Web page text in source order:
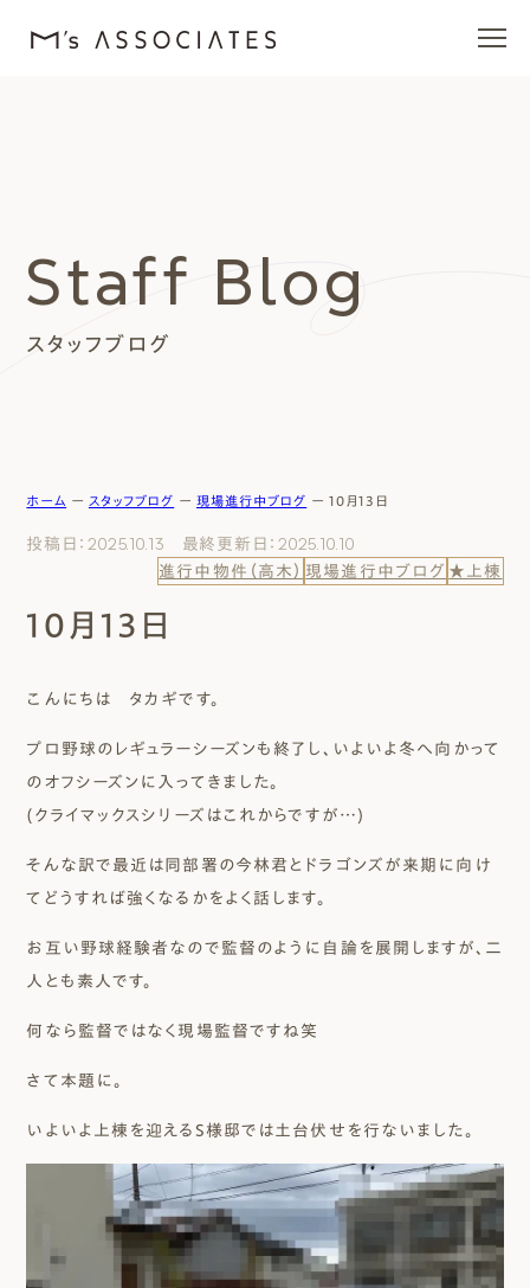
エムズを愛する人たち
施工事例
エムズのこと
ファーストプランを試す
スタッフブログ
Staff Blog
ホーム ー スタッフブログ ー 現場進行中ブログ ー 10月13日
投稿日：2025.10.13 最終更新日：2025.10.10
進行中物件（高木） 現場進行中ブログ ★上棟
10月13日
こんにちは タカギです。
プロ野球のレギュラーシーズンも終了し、いよいよ冬へ向かって
のオフシーズンに入ってきました。
(クライマックスシリーズはこれからですが…)
そんな訳で最近は同部署の今林君とドラゴンズが来期に向け
てどうすれば強くなるかをよく話します。
お互い野球経験者なので監督のように自論を展開しますが、二
人とも素人です。
何なら監督ではなく現場監督ですね笑
さて本題に。
いよいよ上棟を迎えるS様邸では土台伏せを行ないました。